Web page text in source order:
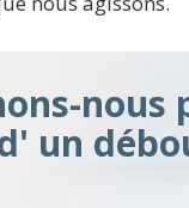
nous
un